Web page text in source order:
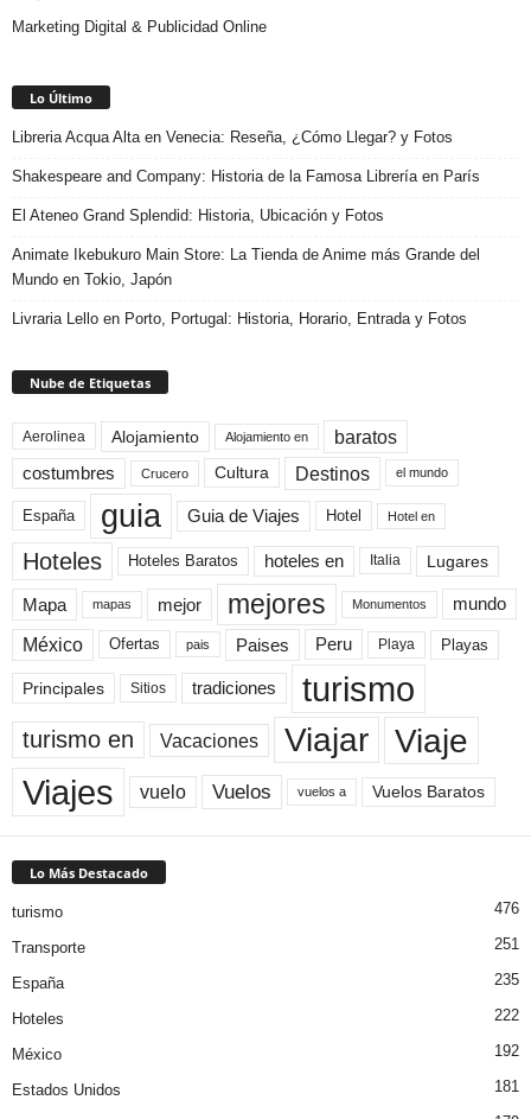
Marketing Digital & Publicidad Online
Lo Último
Libreria Acqua Alta en Venecia: Reseña, ¿Cómo Llegar? y Fotos
Shakespeare and Company: Historia de la Famosa Librería en París
El Ateneo Grand Splendid: Historia, Ubicación y Fotos
Animate Ikebukuro Main Store: La Tienda de Anime más Grande del
Mundo en Tokio, Japón
Livraria Lello en Porto, Portugal: Historia, Horario, Entrada y Fotos
Nube de Etiquetas
Aerolinea Alojamiento Alojamiento en baratos
costumbres Crucero Cultura Destinos el mundo
España guia Guia de Viajes Hotel Hotel en
Hoteles Hoteles Baratos hoteles en Italia Lugares
Mapa mapas mejor mejores Monumentos mundo
México Ofertas pais Paises Peru Playa Playas
Principales Sitios tradiciones turismo
turismo en Vacaciones Viajar Viaje
Viajes vuelo Vuelos vuelos a Vuelos Baratos
Lo Más Destacado
turismo 476
Transporte 251
España 235
Hoteles 222
México 192
Estados Unidos 181